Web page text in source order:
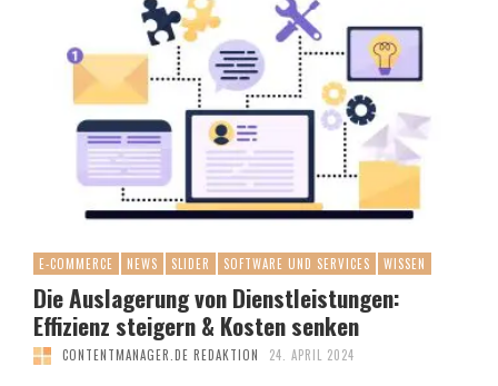
E-COMMERCE NEWS SLIDER SOFTWARE UND SERVICES WISSEN
Die Auslagerung von Dienstleistungen:
Effizienz steigern & Kosten senken
CONTENTMANAGER.DE REDAKTION 24. APRIL 2024